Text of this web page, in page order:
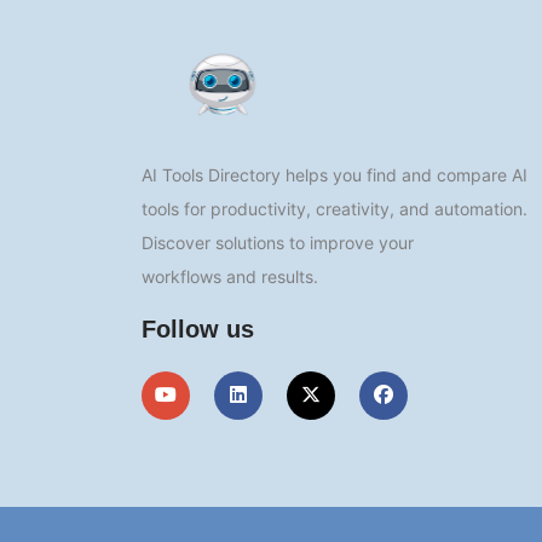
AI Tools Directory helps you find and compare AI
tools for productivity, creativity, and automation.
Discover solutions to improve your
workflows and results.
Follow us